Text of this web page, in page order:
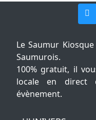
Le Saumur
Saumurois.
100% gratuit, il
locale en direct
évènement.